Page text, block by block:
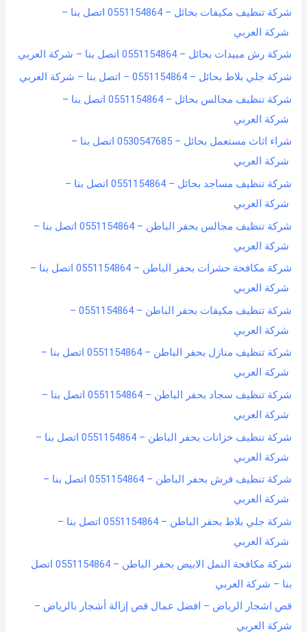
شركة تنظيف مكيفات بحائل – 0551154864 اتصل بنا –
شركة العربي
شركة رش مبيدات بحائل – 0551154864 اتصل بنا – شركة العربي
شركة جلي بلاط بحائل – 0551154864 – اتصل بنا – شركة العربي
شركة تنظيف مجالس بحائل – 0551154864 اتصل بنا –
شركة العربي
شراء اثاث مستعمل بحائل – 0530547685 اتصل بنا –
شركة العربي
شركة تنظيف مساجد بحائل – 0551154864 اتصل بنا –
شركة العربي
شركة تنظيف مجالس بحفر الباطن – 0551154864 اتصل بنا –
شركة العربي
شركة مكافحة حشرات بحفر الباطن – 0551154864 اتصل بنا –
شركة العربي
شركة تنظيف مكيفات بحفر الباطن – 0551154864 –
شركة العربي
شركة تنظيف منازل بحفر الباطن – 0551154864 اتصل بنا –
شركة العربي
شركة تنظيف سجاد بحفر الباطن – 0551154864 اتصل بنا –
شركة العربي
شركة تنظيف خزانات بحفر الباطن – 0551154864 اتصل بنا –
شركة العربي
شركة تنظيف فرش بحفر الباطن – 0551154864 اتصل بنا –
شركة العربي
شركة جلي بلاط بحفر الباطن – 0551154864 اتصل بنا –
شركة العربي
شركة مكافحة النمل الابيض بحفر الباطن – 0551154864 اتصل
بنا – شركة العربي
قص اشجار الرياض – افضل عمال قص إزالة أشجار بالرياض –
شركة العربي